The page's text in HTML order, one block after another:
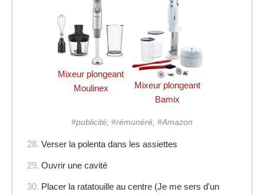
Mixeur plongeant
Moulinex
Mixeur plongeant
Bamix
#publicité, #rémunéré, #Amazon
28. Verser la polenta dans les assiettes
29. Ouvrir une cavité
30. Placer la ratatouille au centre (Je me sers d'un